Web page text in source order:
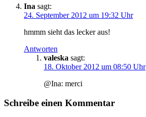
Ina sagt:
24. September 2012 um 19:32 Uhr
hmmm sieht das lecker aus!
Antworten
valeska sagt:
18. Oktober 2012 um 08:50 Uhr
@Ina: merci
Schreibe einen Kommentar